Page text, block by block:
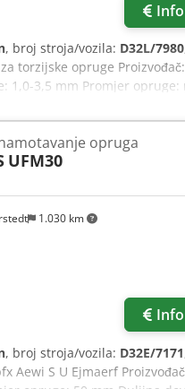
, broj stroja/vozila: D32L/7980
torzijske opruge Proizvođač:
1,0-3,5 mm Promjer opruge:
min: 65 Lokacija: U našem
1.030 km
opruga
UFM30
, broj stroja/vozila: D32E/7171
Aewi S U Ejmaerf